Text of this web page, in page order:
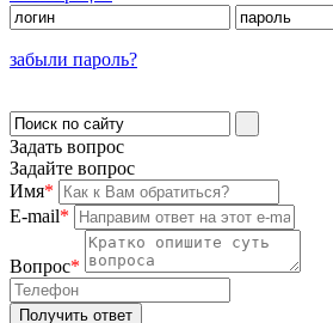
забыли пароль?
Задать вопрос
Задайте вопрос
Имя*
E-mail*
Вопрос*